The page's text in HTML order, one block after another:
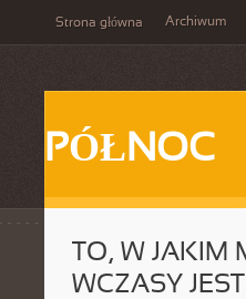
Strona główna Archiwum
PÓŁNOC
TO, W JAKIM
WCZASY